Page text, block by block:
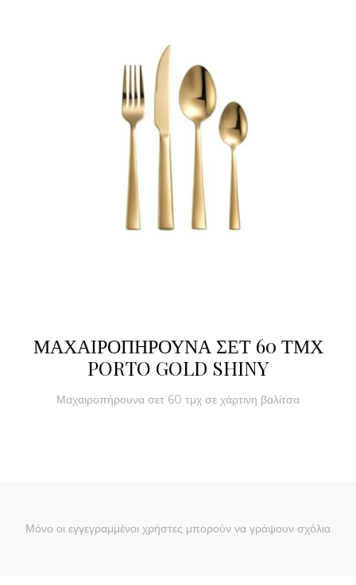
ΜΑΧΑΙΡΟΠΗΡΟΥΝΑ ΣΕΤ 60 ΤΜΧ
PORTO GOLD SHINY
Μαχαιροπήρουνα σετ 60 τμχ σε χάρτινη βαλίτσα
Μόνο οι εγγεγραμμένοι χρήστες μπορούν να γράψουν σχόλια